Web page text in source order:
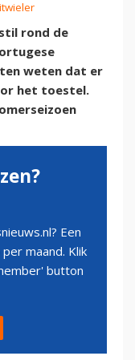
rond de
weten dat er
het toestel.
Een
maand. Klik
button